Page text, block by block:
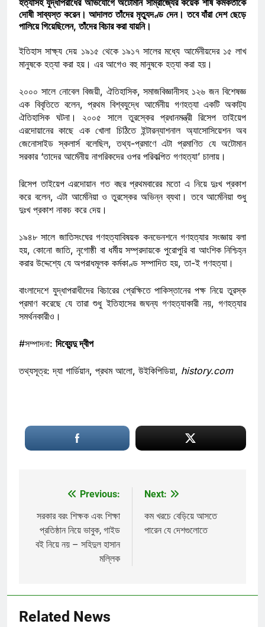
দোষী সাব্যস্ত করেন। আদালত তাঁদের মৃত্যুদণ্ড দেন। তবে যাঁরা দেশ ছেড়ে
পালিয়ে গিয়েছিলেন, তাঁদের বিচার করা যায়নি।
ইতিহাস সাক্ষ্য দেয় ১৯১৫ থেকে ১৯১৭ সালের মধ্যে আর্মেনীয়দের ১৫ লাখ
মানুষকে হত্যা করা হয়। এর আগেও বহু মানুষকে হত্যা করা হয়।
২০০০ সালে নোবেল বিজয়ী, ঐতিহাসিক, সমাজবিজ্ঞানীসহ ১২৬ জন বিশেষজ্ঞ
এক বিবৃতিতে বলেন, প্রথম বিশ্বযুদ্ধে আর্মেনীয় গণহত্যা একটি অকাট্য
ঐতিহাসিক ঘটনা। ২০০৫ সালে তুরস্কের প্রধানমন্ত্রী রিসেপ তাইয়েপ
এরদোয়ানের কাছে এক খোলা চিঠিতে ইন্টারন্যাশনাল অ্যাসোসিয়েশন অব
জেনোসাইড স্কলার্স বলেছিল, তথ্য-প্রমাণে এটা প্রমাণিত যে অটোমান
সরকার ‘তাদের আর্মেনীয় নাগরিকদের ওপর পরিকল্পিত গণহত্যা’ চালায়।
রিসেপ তাইয়েপ এরদোয়ান গত বছর প্রথমবারের মতো এ নিয়ে দুঃখ প্রকাশ
করে বলেন, এটা আর্মেনিয়া ও তুরস্কের অভিন্ন ব্যথা। তবে আর্মেনিয়া শুধু
দুঃখ প্রকাশ নাকচ করে দেয়।
১৯৪৮ সালে জাতিসংঘের গণহত্যাবিষয়ক কনভেনশনে গণহত্যার সংজ্ঞায় বলা
হয়, কোনো জাতি, নৃগোষ্ঠী বা ধর্মীয় সম্প্রদায়কে পুরোপুরি বা আংশিক নিশ্চিহ্ন
করার উদ্দেশ্যে যে অপরাধমূলক কর্মকাণ্ড সম্পাদিত হয়, তা-ই গণহত্যা।
বাংলাদেশে যুদ্ধাপরাধীদের বিচারের প্রেক্ষিতে পাকিস্তানের পক্ষ নিয়ে তুরস্ক
প্রমাণ করেছে যে তারা শুধু ইতিহাসের জঘন্য গণহত্যাকারী নয়, গণহত্যার
সমর্থনকারীও।
#সম্পাদনা: দিব্যেন্দু দ্বীপ
তথ্যসূত্র: দ্যা গার্ডিয়ান, প্রথম আলো, উইকিপিডিয়া, history.com
navigation
Previous:
সরকার বরং শিক্ষক এবং শিক্ষা
প্রতিষ্ঠান নিয়ে ভাবুক, গাইড
বই নিয়ে নয় – সহিদুল হাসান
মল্লিক
Next:
কম খরচে বেড়িয়ে আসতে
পারেন যে দেশগুলোতে
Related News